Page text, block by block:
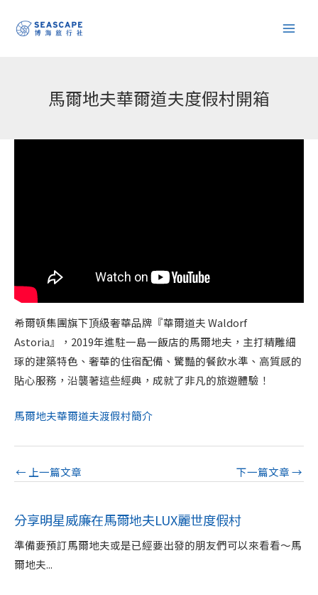
馬爾地夫華爾道夫度假村開箱
希爾頓集團旗下頂級奢華品牌『華爾道夫 Waldorf
Astoria』，2019年進駐一島一飯店的馬爾地夫，主打精雕細
琢的建築特色、奢華的住宿配備、驚豔的餐飲水準、高質感的
貼心服務，沿襲著這些經典，成就了非凡的旅遊體驗！
馬爾地夫華爾道夫渡假村簡介
← 上一篇文章 下一篇文章→
分享明星威廉在馬爾地夫LUX麗世度假村
準備要預訂馬爾地夫或是已經要出發的朋友們可以來看看～馬
爾地夫...